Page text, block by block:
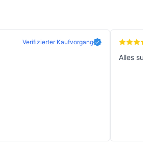
Verifizierter Kaufvorgang
Alles